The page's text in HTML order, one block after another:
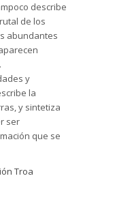
describe
de los
abundantes
y
la
y sintetiza
ser
que se
Troa